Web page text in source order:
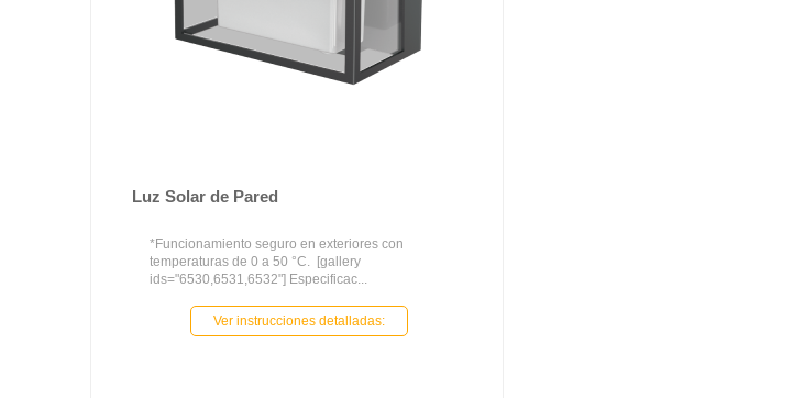
Luz Solar de Pared
*Funcionamiento seguro en exteriores con
temperaturas de 0 a 50 °C. [gallery
ids="6530,6531,6532"] Especificac...
Ver instrucciones detalladas: